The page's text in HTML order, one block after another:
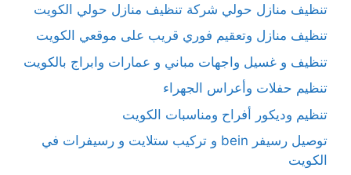
تنظيف منازل حولي شركة تنظيف منازل حولي الكويت
تنظيف منازل وتعقيم فوري قريب على موقعي الكويت
تنظيف و غسيل واجهات مباني و عمارات وابراج بالكويت
تنظيم حفلات وأعراس الجهراء
تنظيم وديكور أفراح ومناسبات الكويت
توصيل رسيفر bein و تركيب ستلايت و رسيفرات في
الكويت